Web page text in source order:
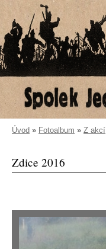
Úvod » Fotoalbum » Z akcí
Zdice 2016